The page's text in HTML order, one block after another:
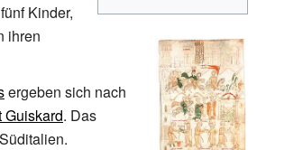
Kinder,
ihren
ergeben sich nach
Guiskard. Das